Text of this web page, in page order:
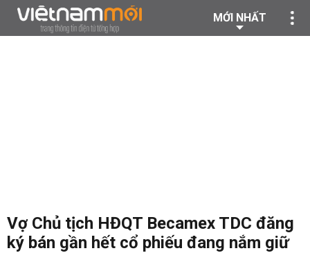
MỚI NHẤT
Vợ Chủ tịch HĐQT Becamex TDC đăng
ký bán gần hết cổ phiếu đang nắm giữ